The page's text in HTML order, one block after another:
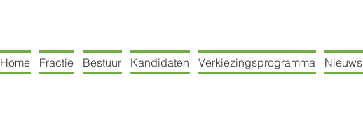
Home Fractie Bestuur Kandidaten Verkiezingsprogramma Nieuws